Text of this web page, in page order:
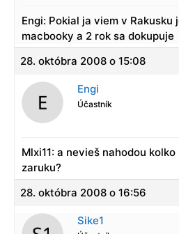
Engi: Pokial ja viem v Rakusku
macbooky a 2 rok sa dokupuje
28. októbra 2008 o 15:08
Engi
Účastník
Mlxi11: a nevieš nahodou
zaruku?
28. októbra 2008 o 16:56
Sike1